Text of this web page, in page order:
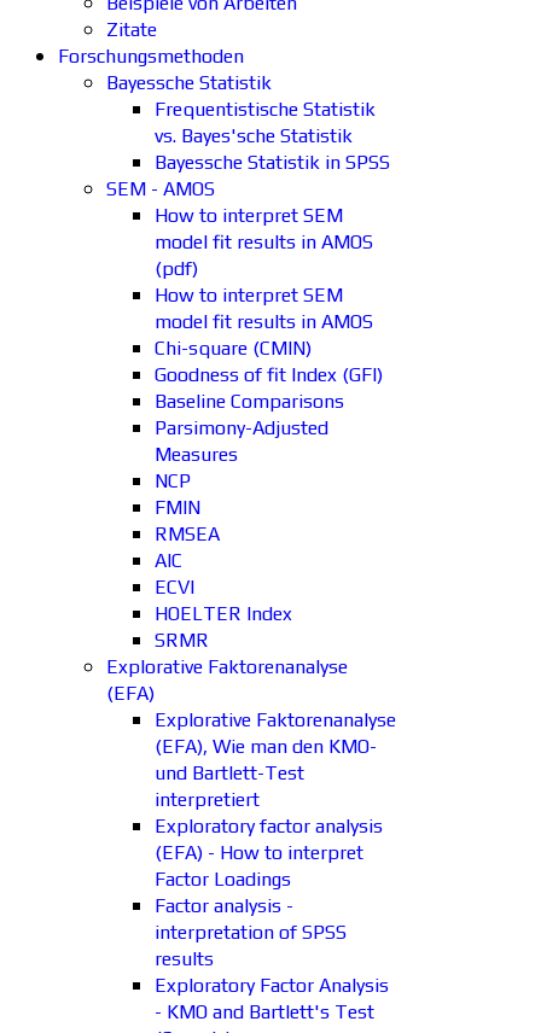
Zitate
Forschungsmethoden
Bayessche Statistik
Frequentistische Statistik
vs. Bayes'sche Statistik
Bayessche Statistik in SPSS
SEM - AMOS
How to interpret SEM
model fit results in AMOS
(pdf)
How to interpret SEM
model fit results in AMOS
Chi-square (CMIN)
Goodness of fit Index (GFI)
Baseline Comparisons
Parsimony-Adjusted
Measures
NCP
FMIN
RMSEA
AIC
ECVI
HOELTER Index
SRMR
Explorative Faktorenanalyse
(EFA)
Explorative Faktorenanalyse
(EFA), Wie man den KMO-
und Bartlett-Test
interpretiert
Exploratory factor analysis
(EFA) - How to interpret
Factor Loadings
Factor analysis -
interpretation of SPSS
results
Exploratory Factor Analysis
- KMO and Bartlett's Test